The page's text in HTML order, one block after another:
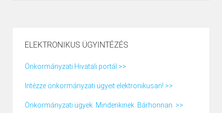
ELEKTRONIKUS ÜGYINTÉZÉS
Önkormányzati Hivatali portál >>
Intézze önkormányzati ügyeit elektronikusan! >>
Önkormányzati ügyek. Mindenkinek. Bárhonnan. >>